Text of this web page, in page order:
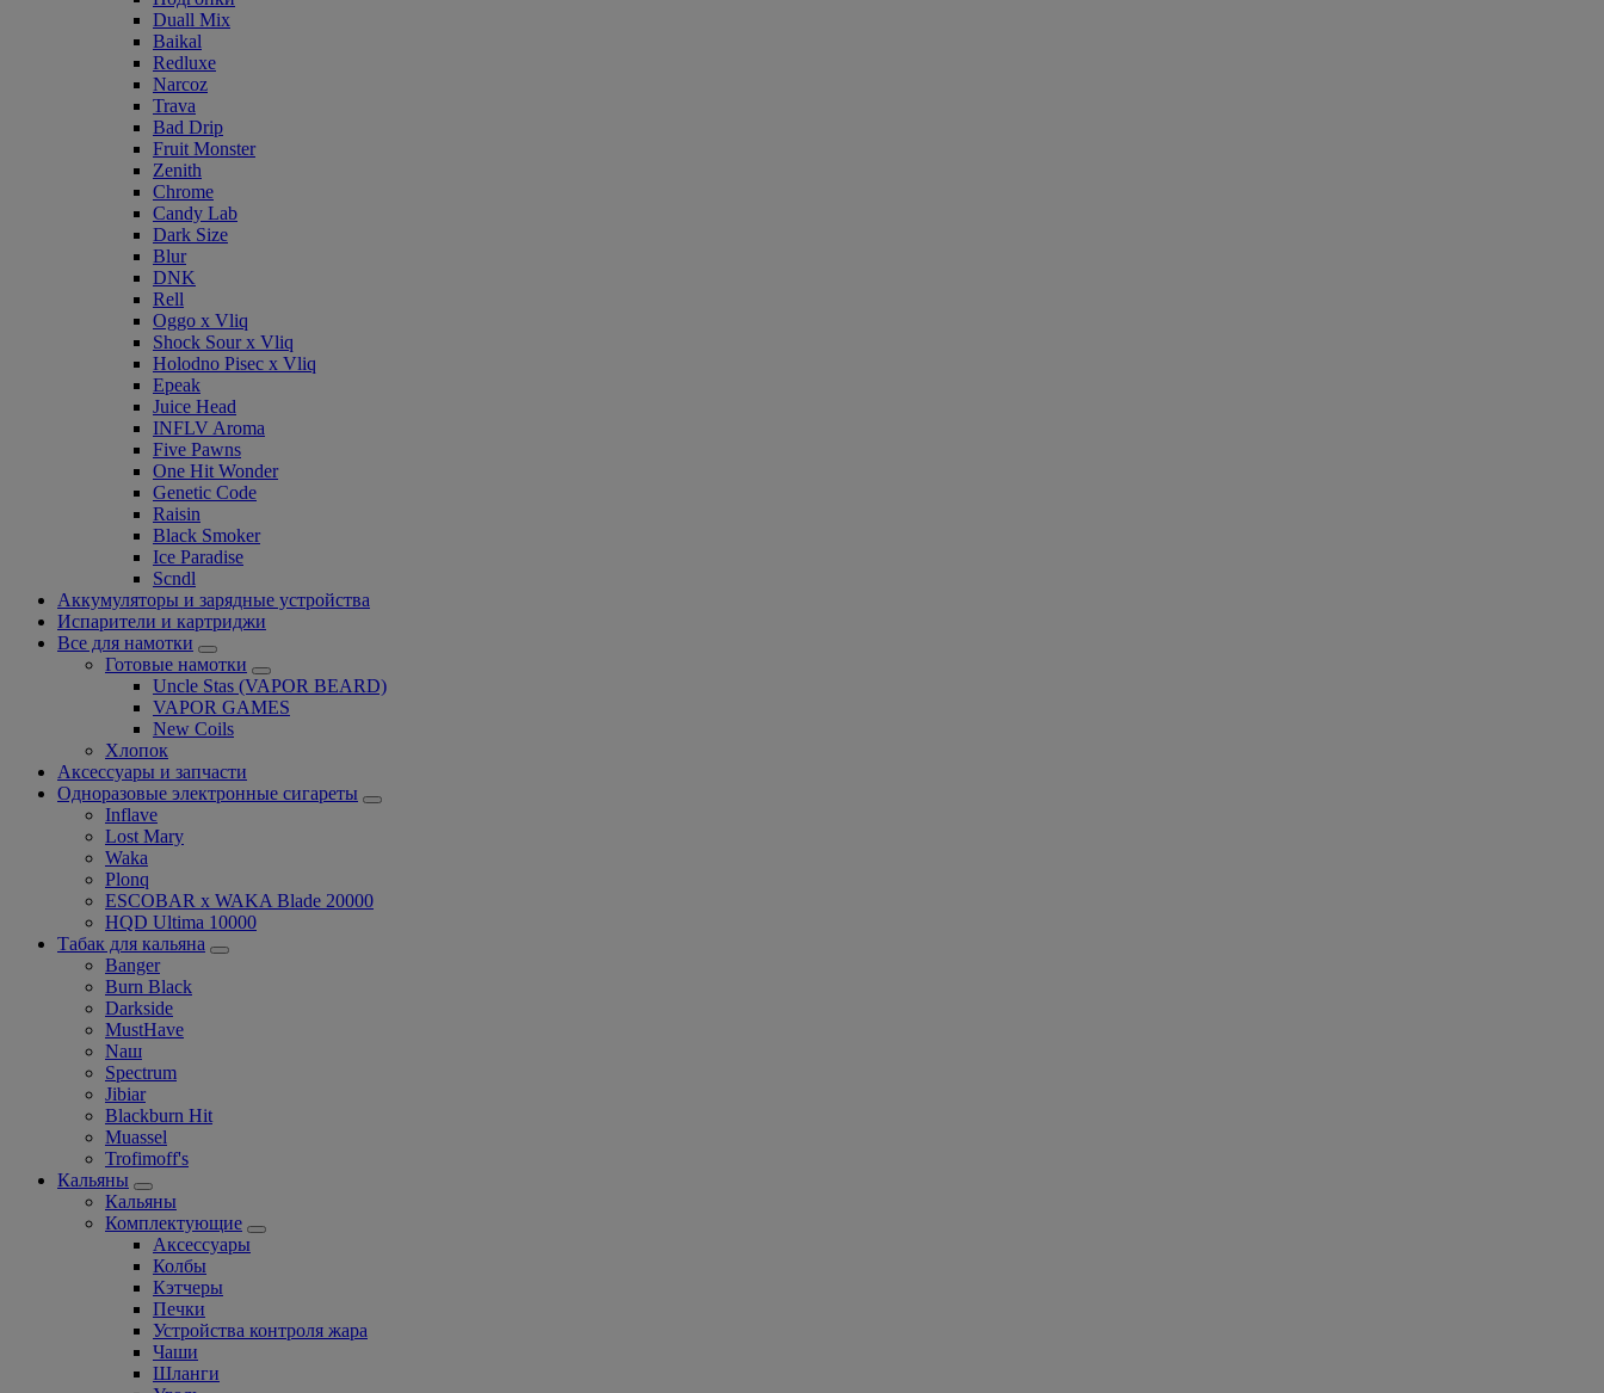
Duall Mix
Baikal
Redluxe
Narcoz
Trava
Bad Drip
Fruit Monster
Zenith
Chrome
Candy Lab
Dark Size
Blur
DNK
Rell
Oggo x Vliq
Shock Sour x Vliq
Holodno Pisec x Vliq
Epeak
Juice Head
INFLV Aroma
Five Pawns
One Hit Wonder
Genetic Code
Raisin
Black Smoker
Ice Paradise
Scndl
Аккумуляторы и зарядные устройства
Испарители и картриджи
Все для намотки
Готовые намотки
Uncle Stas (VAPOR BEARD)
VAPOR GAMES
New Coils
Хлопок
Аксессуары и запчасти
Одноразовые электронные сигареты
Inflave
Lost Mary
Waka
Plonq
ESCOBAR x WAKA Blade 20000
HQD Ultima 10000
Табак для кальяна
Banger
Burn Black
Darkside
MustHave
Nаш
Spectrum
Jibiar
Blackburn Hit
Muassel
Trofimoff's
Кальяны
Кальяны
Комплектующие
Аксессуары
Колбы
Кэтчеры
Печки
Устройства контроля жара
Чаши
Шланги